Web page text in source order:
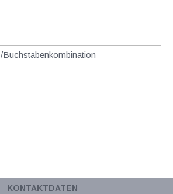
Buchstabenkombination
KONTAKTDATEN